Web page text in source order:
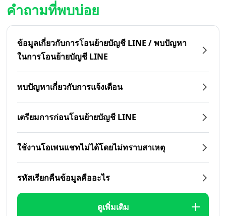
คำถามที่พบบ่อย
ข้อมูลเกี่ยวกับการโอนย้ายบัญชี LINE / พบปัญหา
ในการโอนย้ายบัญชี LINE
พบปัญหาเกี่ยวกับการแจ้งเตือน
เตรียมการก่อนโอนย้ายบัญชี LINE
ใช้งานโอเพนแชทไม่ได้โดยไม่ทราบสาเหตุ
รหัสเรียกคืนข้อมูลคืออะไร
ดูเพิ่มเติม